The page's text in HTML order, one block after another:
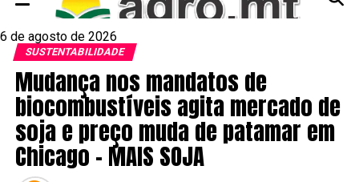
6 de agosto de 2026
SUSTENTABILIDADE
Mudança nos mandatos de
biocombustíveis agita mercado de
soja e preço muda de patamar em
Chicago – MAIS SOJA